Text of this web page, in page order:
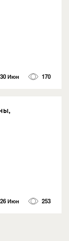
30 Июн 170
26 Июн 253